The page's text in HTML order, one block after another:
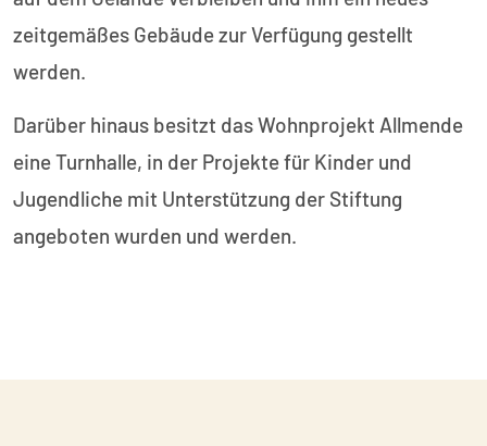
zeitgemäßes Gebäude zur Verfügung gestellt
werden.
Darüber hinaus besitzt das Wohnprojekt Allmende
eine Turnhalle, in der Projekte für Kinder und
Jugendliche mit Unterstützung der Stiftung
angeboten wurden und werden.